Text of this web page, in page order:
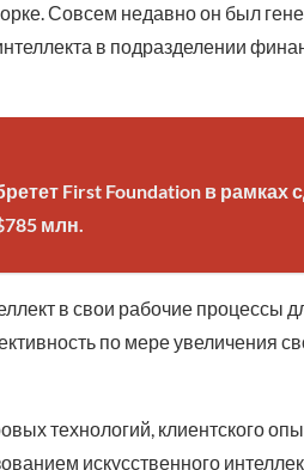
Совсем недавно он был
в подразделении
First Foundation в рамках
млн.
в свои рабочие процессы
по мере увеличения
технологий, клиентского
искусственного